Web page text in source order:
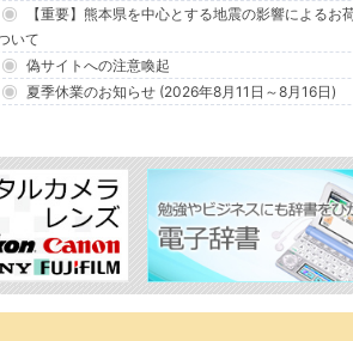
【重要】熊本県を中心とする地震の影響によるお
いて
偽サイトへの注意喚起
夏季休業のお知らせ (2026年8月11日～8月16日)